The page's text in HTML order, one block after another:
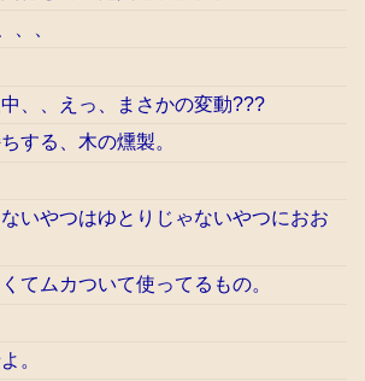
、、
、、えっ、まさかの変動???
する、木の燻製。
いやつはゆとりじゃないやつにおお
てムカついて使ってるもの。
。